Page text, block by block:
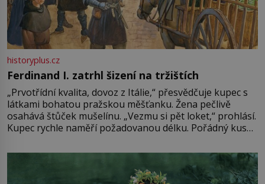
historyplus.cz
Ferdinand I. zatrhl šizení na tržištích
„Prvotřídní kvalita, dovoz z Itálie,“ přesvědčuje kupec s
látkami bohatou pražskou měšťanku. Žena pečlivě
osahává štůček mušelínu. „Vezmu si pět loket,“ prohlásí.
Kupec rychle naměří požadovanou délku. Pořádný kus
milostpaní. Stačí jenom na sukni,“ zhodnotí švadlena
množství růžového mušelínu. „Ošidili vás, podívejte.“